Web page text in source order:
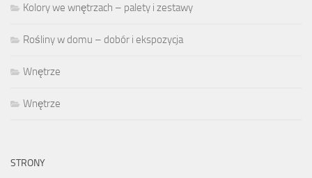
Kolory we wnętrzach – palety i zestawy
Rośliny w domu – dobór i ekspozycja
Wnętrze
Wnętrze
STRONY